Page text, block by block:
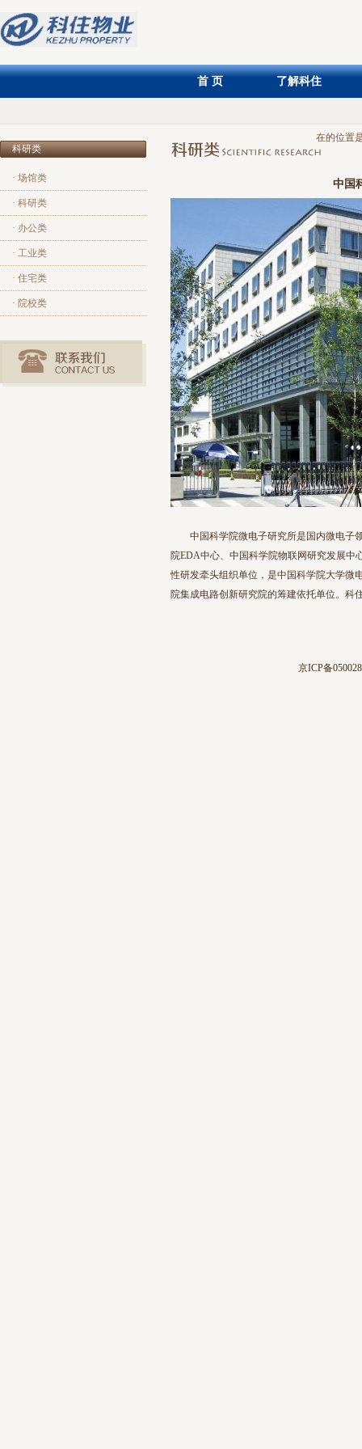
首 页 了解科住
在的位置
科研类
· 场馆类
· 科研类
· 办公类
· 工业类
· 住宅类
· 院校类
中国
中国科学院微电子研究所是国内微电子
院EDA中心、中国科学院物联网研究发展中
性研发牵头组织单位，是中国科学院大学微
院集成电路创新研究院的筹建依托单位。科
京ICP备